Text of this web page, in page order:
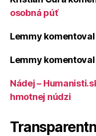
osobná púť
Lemmy komentoval
Lemmy komentoval
Nádej –
hmotnej núdzi